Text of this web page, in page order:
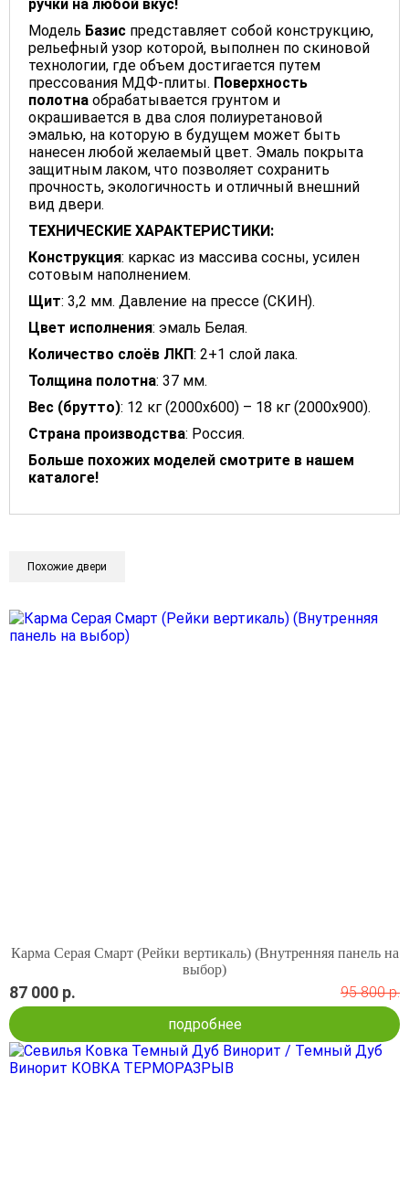
ручки на любой вкус!
Модель Базис представляет собой конструкцию,
рельефный узор которой, выполнен по скиновой
технологии, где объем достигается путем
прессования МДФ-плиты. Поверхность
полотна обрабатывается грунтом и
окрашивается в два слоя полиуретановой
эмалью, на которую в будущем может быть
нанесен любой желаемый цвет. Эмаль покрыта
защитным лаком, что позволяет сохранить
прочность, экологичность и отличный внешний
вид двери.
ТЕХНИЧЕСКИЕ ХАРАКТЕРИСТИКИ:
Конструкция: каркас из массива сосны, усилен
сотовым наполнением.
Щит: 3,2 мм. Давление на прессе (СКИН).
Цвет исполнения: эмаль Белая.
Количество слоёв ЛКП: 2+1 слой лака.
Толщина полотна: 37 мм.
Вес (брутто): 12 кг (2000х600) – 18 кг (2000х900).
Страна производства: Россия.
Больше похожих моделей смотрите в нашем
каталоге!
Похожие двери
Карма Серая Смарт (Рейки вертикаль) (Внутренняя панель на
выбор)
87 000 р.
95 800 р.
подробнее